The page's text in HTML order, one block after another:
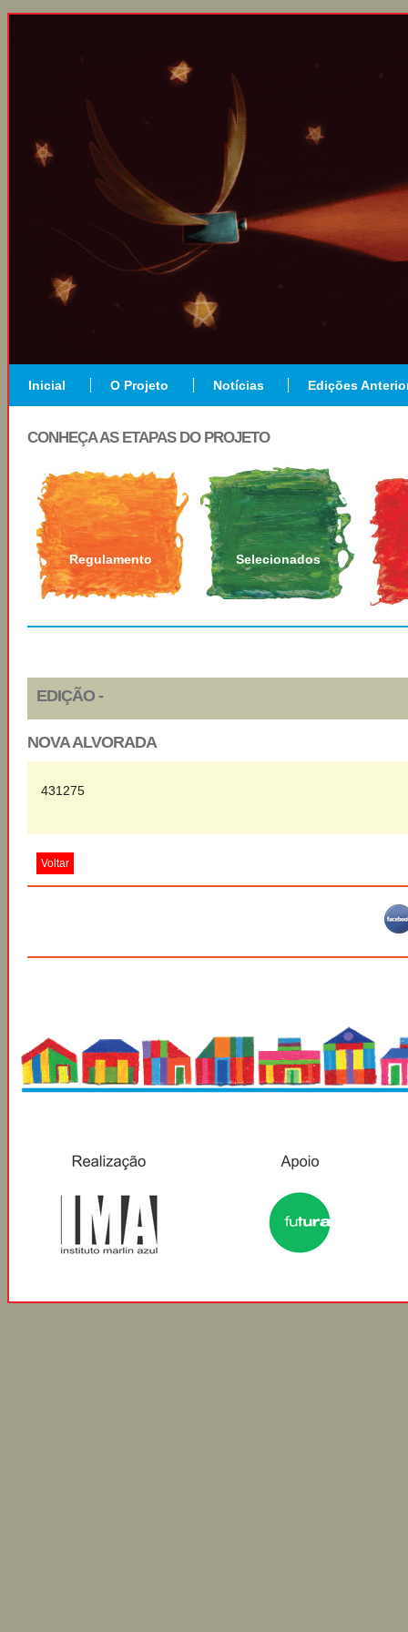
Inicial O Projeto Notícias Edições
CONHEÇA AS ETAPAS DO PROJETO
Regulamento Selecionados
EDIÇÃO -
NOVA ALVORADA
431275
Voltar